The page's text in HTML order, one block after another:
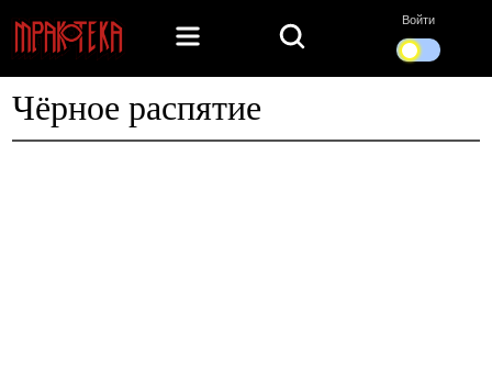
Войти
Чёрное распятие